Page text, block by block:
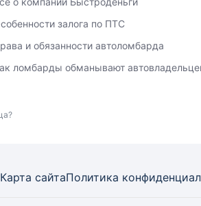
залога по ПТС
и обязанности автоломбарда
ломбарды обманывают
Карта сайтаПолитика